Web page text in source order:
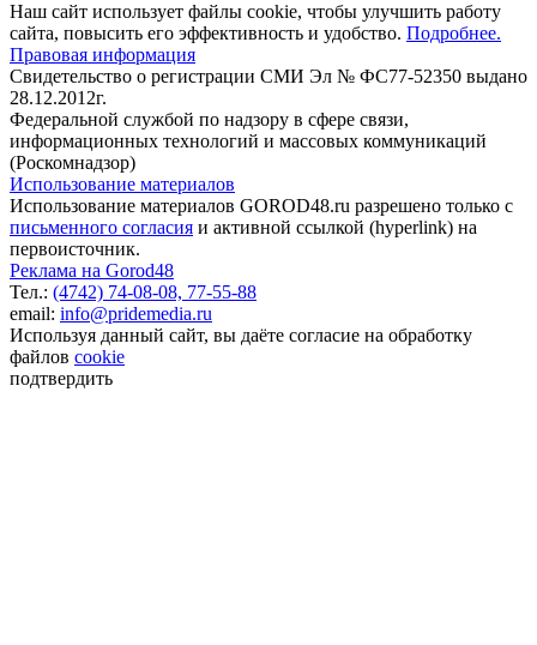
Наш сайт использует файлы cookie, чтобы улучшить работу
сайта, повысить его эффективность и удобство. Подробнее.
Правовая информация
Свидетельство о регистрации СМИ Эл № ФС77-52350 выдано
28.12.2012г.
Федеральной службой по надзору в сфере связи,
информационных технологий и массовых коммуникаций
(Роскомнадзор)
Использование материалов
Использование материалов GOROD48.ru разрешено только с
письменного согласия и активной ссылкой (hyperlink) на
первоисточник.
Реклама на Gorod48
Тел.: (4742) 74-08-08, 77-55-88
email: info@pridemedia.ru
Используя данный сайт, вы даёте согласие на обработку
файлов cookie
подтвердить